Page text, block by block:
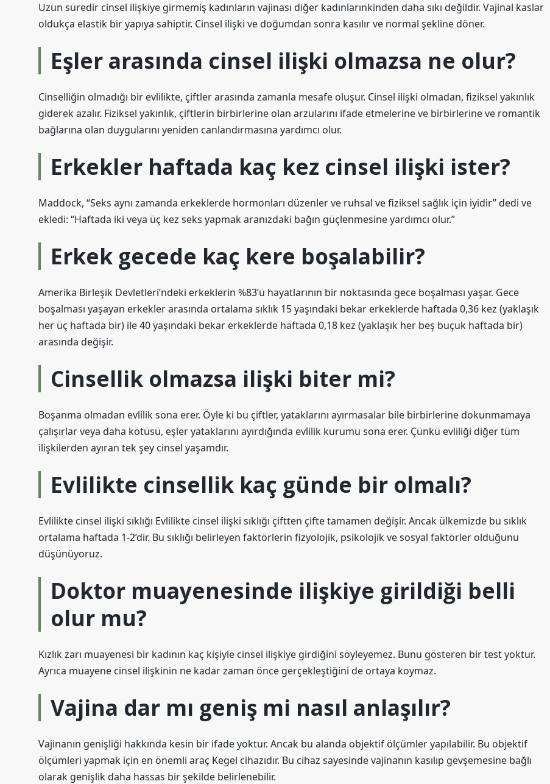
Uzun süredir cinsel ilişkiye girmemiş kadınların vajinası diğer kadınlarınkinden daha sıkı değildir. Vajinal kaslar
oldukça elastik bir yapıya sahiptir. Cinsel ilişki ve doğumdan sonra kasılır ve normal şekline döner.
Eşler arasında cinsel ilişki olmazsa ne olur?
Cinselliğin olmadığı bir evlilikte, çiftler arasında zamanla mesafe oluşur. Cinsel ilişki olmadan, fiziksel yakınlık
giderek azalır. Fiziksel yakınlık, çiftlerin birbirlerine olan arzularını ifade etmelerine ve birbirlerine ve romantik
bağlarına olan duygularını yeniden canlandırmasına yardımcı olur.
Erkekler haftada kaç kez cinsel ilişki ister?
Maddock, “Seks aynı zamanda erkeklerde hormonları düzenler ve ruhsal ve fiziksel sağlık için iyidir” dedi ve
ekledi: “Haftada iki veya üç kez seks yapmak aranızdaki bağın güçlenmesine yardımcı olur.”
Erkek gecede kaç kere boşalabilir?
Amerika Birleşik Devletleri’ndeki erkeklerin %83’ü hayatlarının bir noktasında gece boşalması yaşar. Gece
boşalması yaşayan erkekler arasında ortalama sıklık 15 yaşındaki bekar erkeklerde haftada 0,36 kez (yaklaşık
her üç haftada bir) ile 40 yaşındaki bekar erkeklerde haftada 0,18 kez (yaklaşık her beş buçuk haftada bir)
arasında değişir.
Cinsellik olmazsa ilişki biter mi?
Boşanma olmadan evlilik sona erer. Öyle ki bu çiftler, yataklarını ayırmasalar bile birbirlerine dokunmamaya
çalışırlar veya daha kötüsü, eşler yataklarını ayırdığında evlilik kurumu sona erer. Çünkü evliliği diğer tüm
ilişkilerden ayıran tek şey cinsel yaşamdır.
Evlilikte cinsellik kaç günde bir olmalı?
Evlilikte cinsel ilişki sıklığı Evlilikte cinsel ilişki sıklığı çiftten çifte tamamen değişir. Ancak ülkemizde bu sıklık
ortalama haftada 1-2’dir. Bu sıklığı belirleyen faktörlerin fizyolojik, psikolojik ve sosyal faktörler olduğunu
düşünüyoruz.
Doktor muayenesinde ilişkiye girildiği belli
olur mu?
Kızlık zarı muayenesi bir kadının kaç kişiyle cinsel ilişkiye girdiğini söyleyemez. Bunu gösteren bir test yoktur.
Ayrıca muayene cinsel ilişkinin ne kadar zaman önce gerçekleştiğini de ortaya koymaz.
Vajina dar mı geniş mi nasıl anlaşılır?
Vajinanın genişliği hakkında kesin bir ifade yoktur. Ancak bu alanda objektif ölçümler yapılabilir. Bu objektif
ölçümleri yapmak için en önemli araç Kegel cihazıdır. Bu cihaz sayesinde vajinanın kasılıp gevşemesine bağlı
olarak genişlik daha hassas bir şekilde belirlenebilir.